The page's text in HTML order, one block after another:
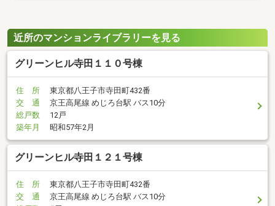
近所のマンションライブラリーを見る
グリーンヒル寺田１１０号棟
住 所
東京都八王子市寺田町432番
交 通
京王高尾線 めじろ台駅 バス10分
総戸数
12戸
築年月
昭和57年2月
グリーンヒル寺田１２１号棟
住 所
東京都八王子市寺田町432番
交 通
京王高尾線 めじろ台駅 バス10分